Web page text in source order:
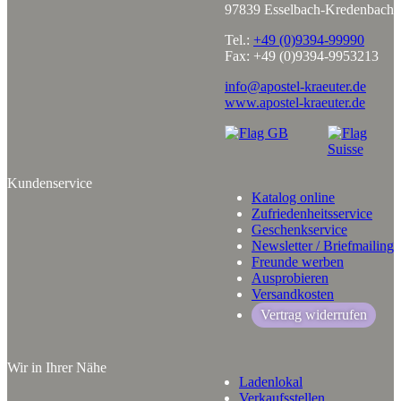
97839 Esselbach-Kredenbach
Tel.: +49 (0)9394-99990
Fax: +49 (0)9394-9953213
info@apostel-kraeuter.de
www.apostel-kraeuter.de
Kundenservice
Katalog online
Zufriedenheitsservice
Geschenkservice
Newsletter / Briefmailing
Freunde werben
Ausprobieren
Versandkosten
Vertrag widerrufen
Wir in Ihrer Nähe
Ladenlokal
Verkaufsstellen